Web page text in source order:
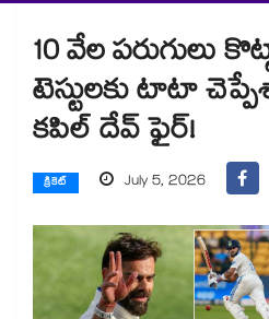
10 వేల పరుగులు
టెస్టులకు టాటా
కపిల్ దేవ్ ఫైర్!
క్రికెట్ July 5, 2026